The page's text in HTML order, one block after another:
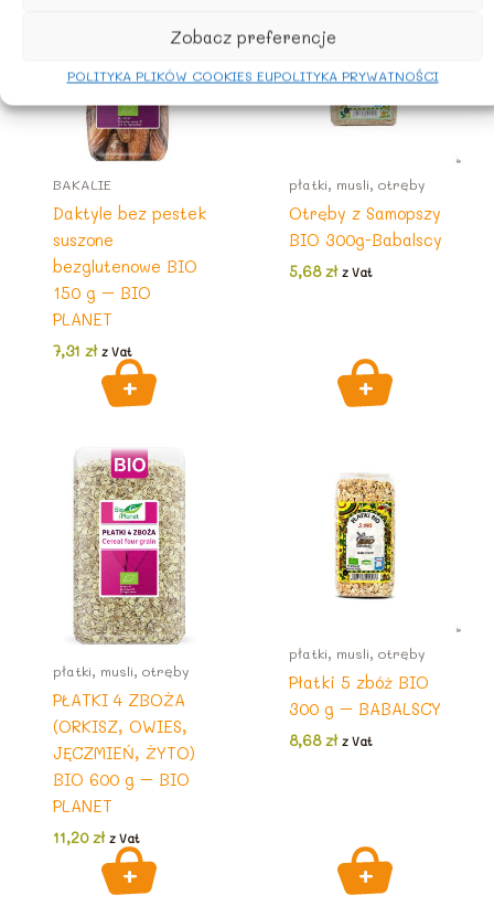
Zobacz preferencje
POLITYKA PLIKÓW COOKIES EUPOLITYKA PRYWATNOŚCI
BAKALIE
Daktyle bez pestek
suszone
bezglutenowe BIO
150 g – BIO
PLANET
7,31 zł z Vat
płatki, musli, otręby
Otręby z Samopszy
BIO 300g-Babalscy
5,68zł z Vat
płatki, musli, otręby
PŁATKI 4 ZBOŻA
(ORKISZ, OWIES,
JĘCZMIEŃ, ŻYTO)
BIO 600 g – BIO
PLANET
11,20zł z Vat
płatki, musli, otręby
Płatki 5 zbóż BIO
300 g – BABALSCY
8,68zł z Vat